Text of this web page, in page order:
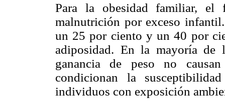
Para la obesidad familiar, el
malnutrición por exceso
un 25 por ciento y un 40 por
adiposidad. En la mayoría de
ganancia de peso no
condicionan la
individuos con exposición